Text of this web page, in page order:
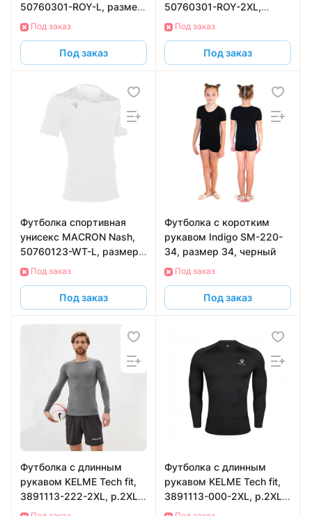
50760301-ROY-L, размер
L, синий
Под заказ
Под заказ
50760301-ROY-2XL,
размер 2XL, синий
Под заказ
Под заказ
Футболка спортивная
унисекс MACRON Nash,
50760123-WT-L, размер
L, белый
Под заказ
Под заказ
Футболка с коротким
рукавом Indigo SM-220-
34, размер 34, черный
Под заказ
Под заказ
Футболка с длинным
рукавом KELME Tech fit,
3891113-222-2XL, р.2XL,
серый
Футболка с длинным
рукавом KELME Tech fit,
3891113-000-2XL, р.2XL,
черный